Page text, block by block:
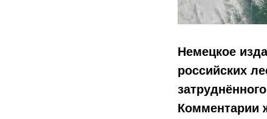
Немецкое
российских
Комментарии